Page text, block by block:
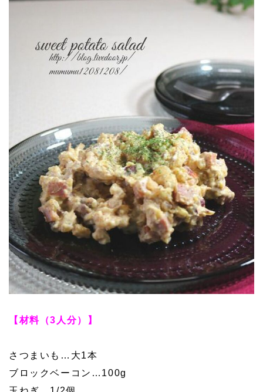
【材料（3人分）】
さつまいも…大1本
ブロックベーコン…100g